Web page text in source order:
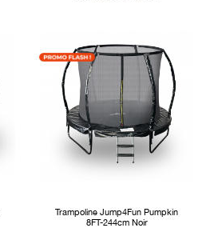
Trampoline Jump4Fun Pumpkin
8FT-244cm Noir